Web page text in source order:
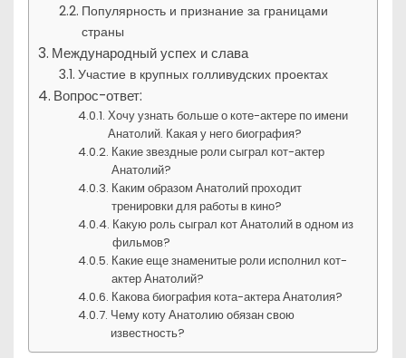
Популярность и признание за границами
страны
Международный успех и слава
Участие в крупных голливудских проектах
Вопрос-ответ:
Хочу узнать больше о коте-актере по имени
Анатолий. Какая у него биография?
Какие звездные роли сыграл кот-актер
Анатолий?
Каким образом Анатолий проходит
тренировки для работы в кино?
Какую роль сыграл кот Анатолий в одном из
фильмов?
Какие еще знаменитые роли исполнил кот-
актер Анатолий?
Какова биография кота-актера Анатолия?
Чему коту Анатолию обязан свою
известность?